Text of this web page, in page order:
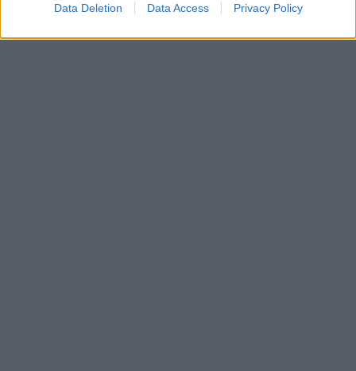
Data Deletion Data Access Privacy Policy